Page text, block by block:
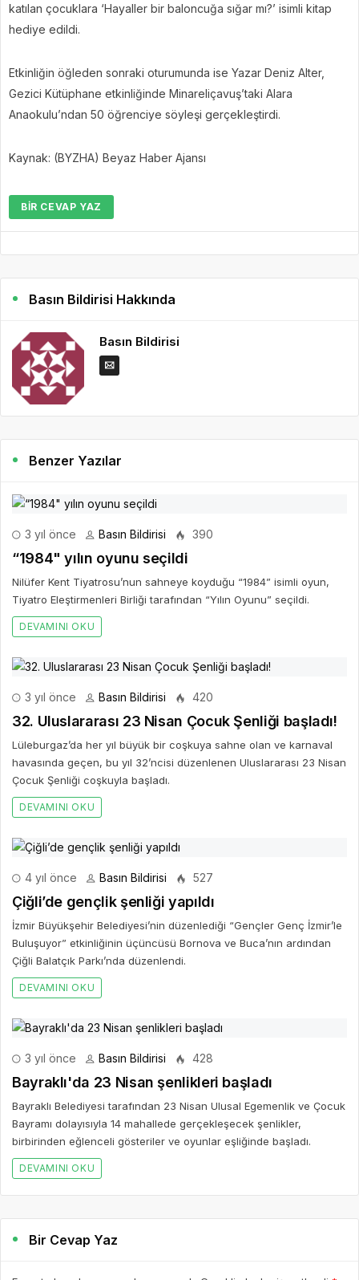
katılan çocuklara ‘Hayaller bir baloncuğa sığar mı?’ isimli kitap
hediye edildi.
Etkinliğin öğleden sonraki oturumunda ise Yazar Deniz Alter,
Gezici Kütüphane etkinliğinde Minareliçavuş’taki Alara
Anaokulu’ndan 50 öğrenciye söyleşi gerçekleştirdi.
Kaynak: (BYZHA) Beyaz Haber Ajansı
BIR CEVAP YAZ
Basın Bildirisi Hakkında
Basın Bildirisi
Benzer Yazılar
3 yıl önce Basın Bildirisi 390
“1984" yılın oyunu seçildi
Nilüfer Kent Tiyatrosu’nun sahneye koyduğu “1984” isimli oyun,
Tiyatro Eleştirmenleri Birliği tarafından “Yılın Oyunu” seçildi.
DEVAMINI OKU
3 yıl önce Basın Bildirisi 420
32. Uluslararası 23 Nisan Çocuk Şenliği başladı!
Lüleburgaz’da her yıl büyük bir coşkuya sahne olan ve karnaval
havasında geçen, bu yıl 32’ncisi düzenlenen Uluslararası 23 Nisan
Çocuk Şenliği coşkuyla başladı.
DEVAMINI OKU
4 yıl önce Basın Bildirisi 527
Çiğli’de gençlik şenliği yapıldı
İzmir Büyükşehir Belediyesi’nin düzenlediği “Gençler Genç İzmir’le
Buluşuyor” etkinliğinin üçüncüsü Bornova ve Buca’nın ardından
Çiğli Balatçık Parkı’nda düzenlendi.
DEVAMINI OKU
3 yıl önce Basın Bildirisi 428
Bayraklı'da 23 Nisan şenlikleri başladı
Bayraklı Belediyesi tarafından 23 Nisan Ulusal Egemenlik ve Çocuk
Bayramı dolayısıyla 14 mahallede gerçekleşecek şenlikler,
birbirinden eğlenceli gösteriler ve oyunlar eşliğinde başladı.
DEVAMINI OKU
Bir Cevap Yaz